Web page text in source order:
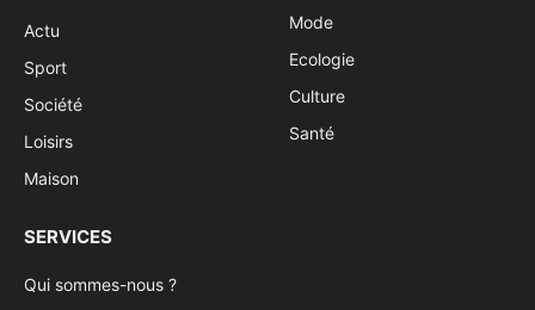
Actu
Sport
Société
Loisirs
Maison
Mode
Ecologie
Culture
Santé
SERVICES
Qui sommes-nous ?